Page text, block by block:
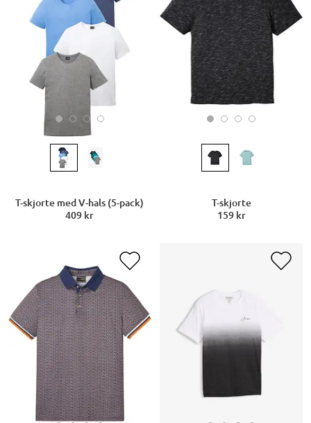
T-skjorte med V-hals (5-pack)
409 kr
T-skjorte
159 kr